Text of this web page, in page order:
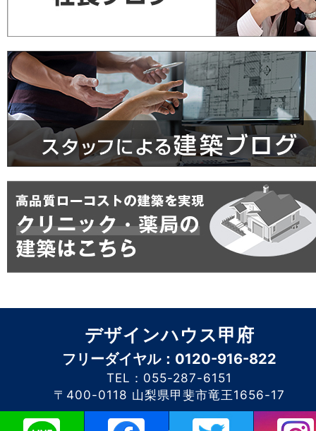
デザインハウス甲府
フリーダイヤル：0120-916-822
TEL：055-287-6151
〒400-0118 山梨県甲斐市竜王1656-17
このホームページに掲載されるコンテンツの無断転載を禁止いたします。デザイン